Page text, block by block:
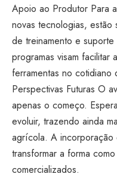
Apoio ao Produtor Para
novas tecnologias, estão
de treinamento e
programas visam facilitar
ferramentas no
Perspectivas Futuras O
apenas o começo.
evoluir, trazendo ainda
agrícola. A
transformar a forma
comercializados.